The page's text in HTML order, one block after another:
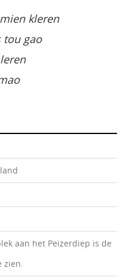
kleren
tou gao
aan het Peizerdiep is de
zien.